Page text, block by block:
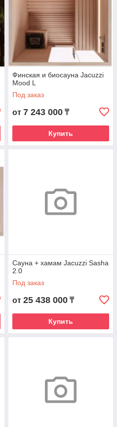
Финская и биосауна Jacuzzi
Mood L
Под заказ
от 7 243 000 ₸
Купить
Сауна + хамам Jacuzzi Sasha
2.0
Под заказ
от 25 438 000 ₸
Купить